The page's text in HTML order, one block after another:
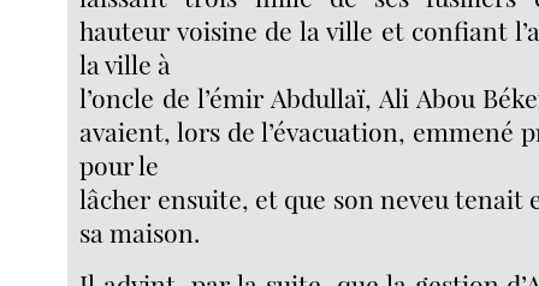
hauteur voisine de la ville et confiant
la ville à
l’oncle de l’émir Abdullaï, Ali Abou
avaient, lors de l’évacuation, emmené
pour le
lâcher ensuite, et que son neveu tenait
sa maison.